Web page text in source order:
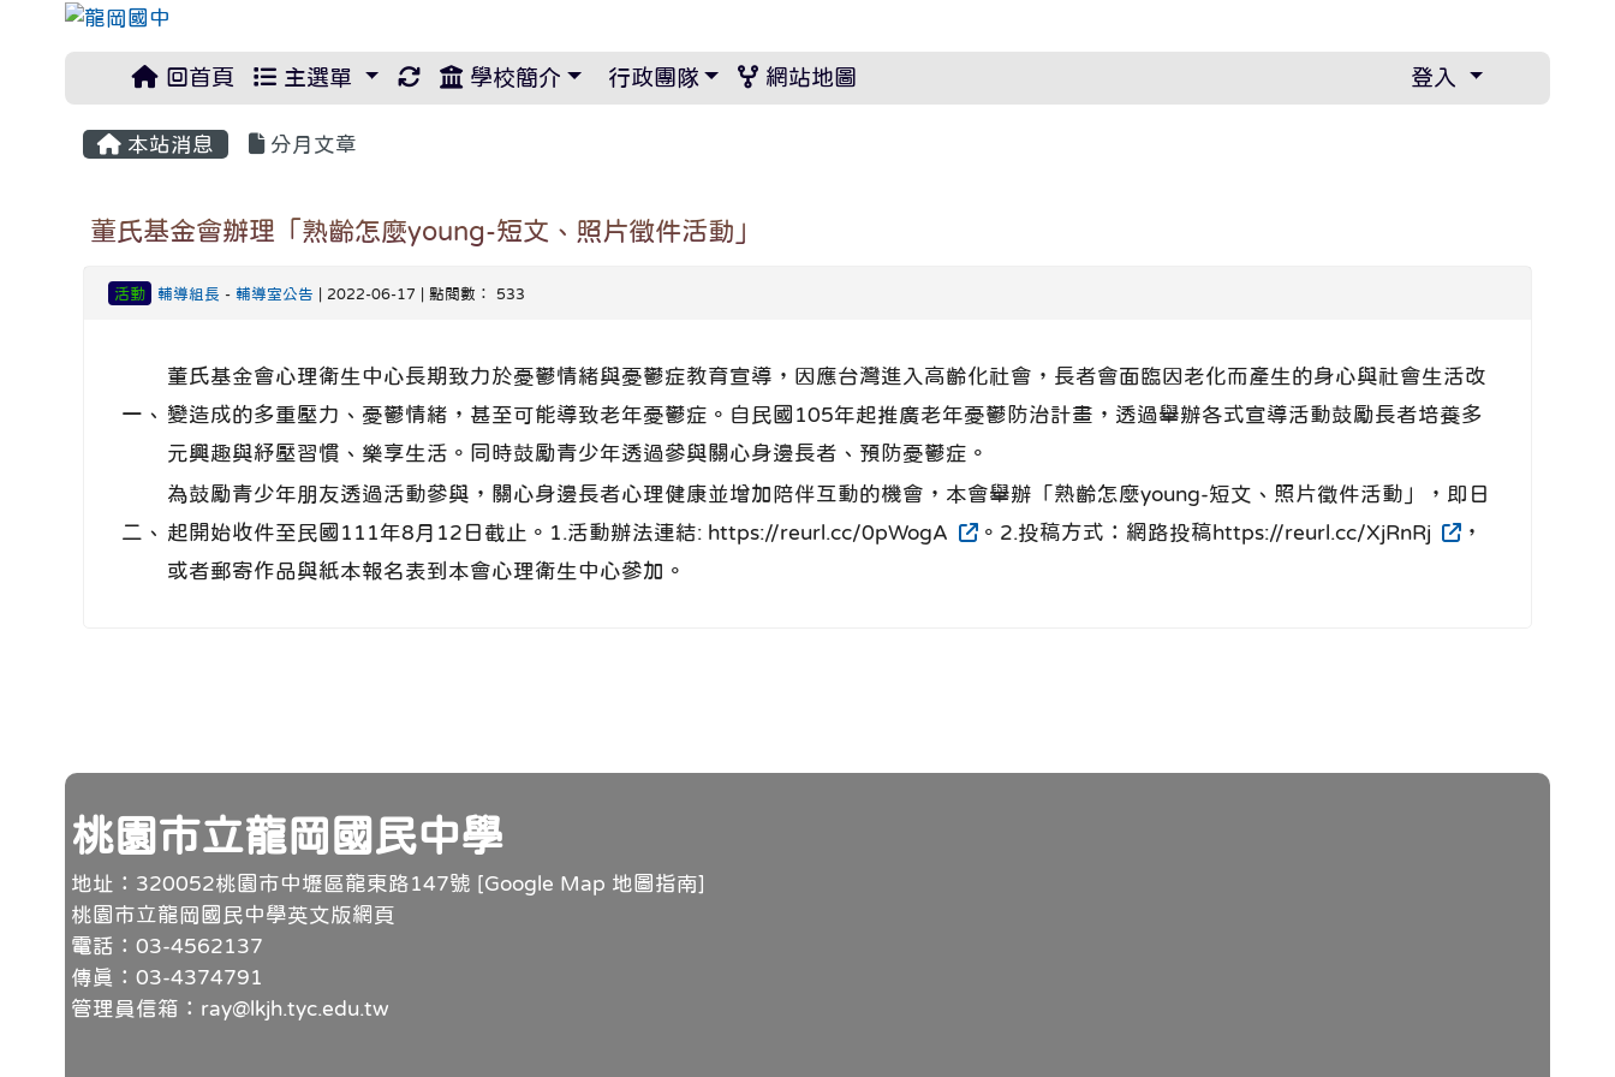
回首頁 主選單 重新取得佈景設定
學校簡介 行政團隊 網站地圖 登入
本站消息 分月文章
董氏基金會辦理「熟齡怎麼young-短文、照片徵件活動」
活動 輔導組長 -輔導室公告 | 2022-06-17 | 點閱數： 533
一、
董氏基金會心理衛生中心長期致力於憂鬱情緒與憂鬱症教育宣導，因應台灣進入高齡化社會，長者會面臨因老化而產生的身心與社會生活改
變造成的多重壓力、憂鬱情緒，甚至可能導致老年憂鬱症。自民國105年起推廣老年憂鬱防治計畫，透過舉辦各式宣導活動鼓勵長者培養多
元興趣與紓壓習慣、樂享生活。同時鼓勵青少年透過參與關心身邊長者、預防憂鬱症。
二、
為鼓勵青少年朋友透過活動參與，關心身邊長者心理健康並增加陪伴互動的機會，本會舉辦「熟齡怎麼young-短文、照片徵件活動」，即日
起開始收件至民國111年8月12日截止。1.活動辦法連結: https://reurl.cc/0pWogA
。2.投稿方式：網路投稿https://reurl.cc/XjRnRj
，
或者郵寄作品與紙本報名表到本會心理衛生中心參加。
頁尾
桃園市立龍岡國民中學
地址：320052桃園市中壢區龍東路147號 [Google Map 地圖指南]
桃園市立龍岡國民中學英文版網頁
電話：03-4562137
傳真：03-4374791
管理員信箱：ray@lkjh.tyc.edu.tw